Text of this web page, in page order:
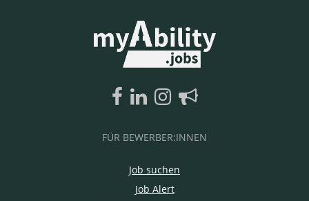
FÜR BEWERBER:INNEN
Job suchen
Job Alert